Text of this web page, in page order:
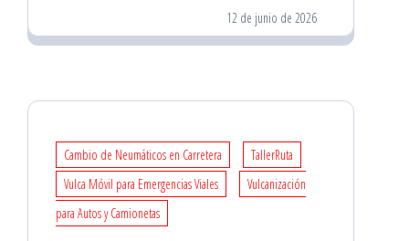
12 de junio de 2026
Cambio de Neumáticos en Carretera
TallerRuta
Vulca Móvil para Emergencias Viales
Vulcanización
para Autos y Camionetas